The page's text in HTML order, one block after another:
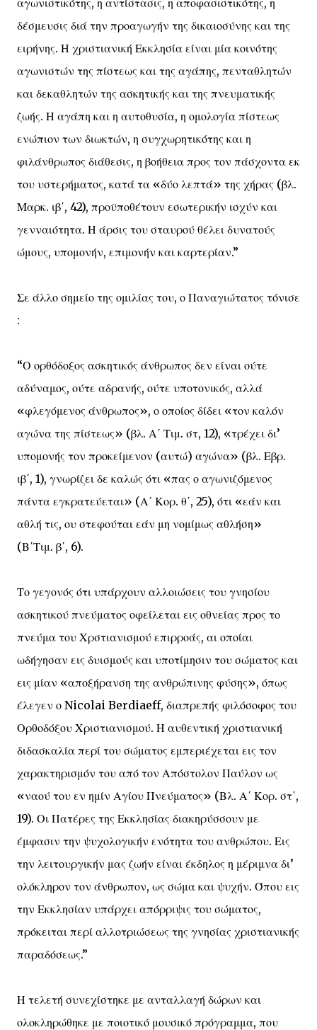
αγωνιστικότης, η αντίστασις, η αποφασιστικότης, η
δέσμευσις διά την προαγωγήν της δικαιοσύνης και της
ειρήνης. Η χριστιανική Εκκλησία είναι μία κοινότης
αγωνιστών της πίστεως και της αγάπης, πενταθλητών
και δεκαθλητών της ασκητικής και της πνευματικής
ζωής. Η αγάπη και η αυτοθυσία, η ομολογία πίστεως
ενώπιον των διωκτών, η συγχωρητικότης και η
φιλάνθρωπος διάθεσις, η βοήθεια προς τον πάσχοντα εκ
του υστερήματος, κατά τα «δύο λεπτά» της χήρας (βλ.
Μαρκ. ιβ΄, 42), προϋποθέτουν εσωτερικήν ισχύν και
γενναιότητα. Η άρσις του σταυρού θέλει δυνατούς
ώμους, υπομονήν, επιμονήν και καρτερίαν.”
Σε άλλο σημείο της ομιλίας του, ο Παναγιώτατος τόνισε
:
“Ο ορθόδοξος ασκητικός άνθρωπος δεν είναι ούτε
αδύναμος, ούτε αδρανής, ούτε υποτονικός, αλλά
«φλεγόμενος άνθρωπος», ο οποίος δίδει «τον καλόν
αγώνα της πίστεως» (βλ. Α΄ Τιμ. στ, 12), «τρέχει δι’
υπομονής τον προκείμενον (αυτώ) αγώνα» (βλ. Εβρ.
ιβ΄, 1), γνωρίζει δε καλώς ότι «πας ο αγωνιζόμενος
πάντα εγκρατεύεται» (Α΄ Κορ. θ΄, 25), ότι «εάν και
αθλή τις, ου στεφούται εάν μη νομίμως αθλήση»
(Β΄Τιμ. β΄, 6).
Το γεγονός ότι υπάρχουν αλλοιώσεις του γνησίου
ασκητικού πνεύματος οφείλεται εις οθνείας προς το
πνεύμα του Χρστιανισμού επιρροάς, αι οποίαι
ωδήγησαν εις δυισμούς και υποτίμησιν του σώματος και
εις μίαν «αποξήρανση της ανθρώπινης φύσης», όπως
έλεγεν ο Nicolai Berdiaeff, διαπρεπής φιλόσοφος του
Ορθοδόξου Χριστιανισμού. Η αυθεντική χριστιανική
διδασκαλία περί του σώματος εμπεριέχεται εις τον
χαρακτηρισμόν του από τον Απόστολον Παύλον ως
«ναού του εν ημίν Αγίου Πνεύματος» (Βλ. Α΄ Κορ. στ΄,
19). Οι Πατέρες της Εκκλησίας διακηρύσσουν με
έμφασιν την ψυχολογικήν ενότητα του ανθρώπου. Εις
την λειτουργικήν μας ζωήν είναι έκδηλος η μέριμνα δι’
ολόκληρον τον άνθρωπον, ως σώμα και ψυχήν. Όπου εις
την Εκκλησίαν υπάρχει απόρριψις του σώματος,
πρόκειται περί αλλοτριώσεως της γνησίας χριστιανικής
παραδόσεως.”
Η τελετή συνεχίστηκε με ανταλλαγή δώρων και
ολοκληρώθηκε με ποιοτικό μουσικό πρόγραμμα, που